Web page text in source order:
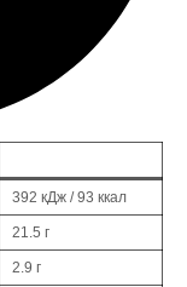
392 кДж / 93 ккал
21.5 г
2.9 г